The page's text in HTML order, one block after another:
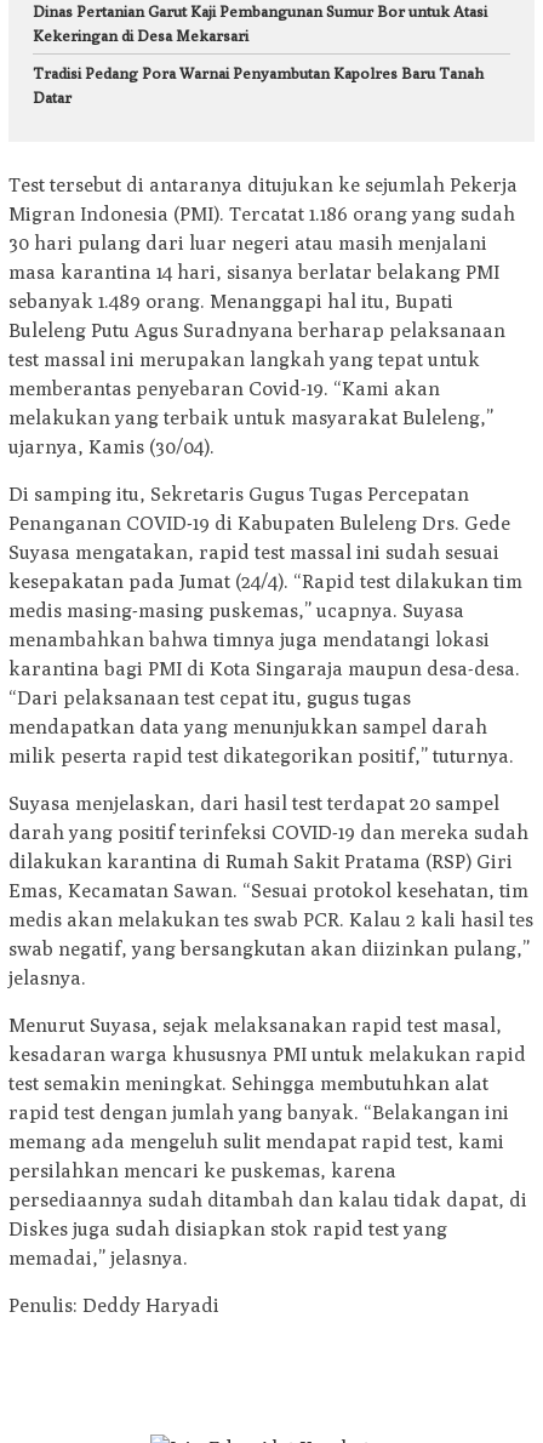
Dinas Pertanian Garut Kaji Pembangunan Sumur Bor untuk Atasi
Kekeringan di Desa Mekarsari
Tradisi Pedang Pora Warnai Penyambutan Kapolres Baru Tanah
Datar
Test tersebut di antaranya ditujukan ke sejumlah Pekerja
Migran Indonesia (PMI). Tercatat 1.186 orang yang sudah
30 hari pulang dari luar negeri atau masih menjalani
masa karantina 14 hari, sisanya berlatar belakang PMI
sebanyak 1.489 orang. Menanggapi hal itu, Bupati
Buleleng Putu Agus Suradnyana berharap pelaksanaan
test massal ini merupakan langkah yang tepat untuk
memberantas penyebaran Covid-19. “Kami akan
melakukan yang terbaik untuk masyarakat Buleleng,”
ujarnya, Kamis (30/04).
Di samping itu, Sekretaris Gugus Tugas Percepatan
Penanganan COVID-19 di Kabupaten Buleleng Drs. Gede
Suyasa mengatakan, rapid test massal ini sudah sesuai
kesepakatan pada Jumat (24/4). “Rapid test dilakukan tim
medis masing-masing puskemas,” ucapnya. Suyasa
menambahkan bahwa timnya juga mendatangi lokasi
karantina bagi PMI di Kota Singaraja maupun desa-desa.
“Dari pelaksanaan test cepat itu, gugus tugas
mendapatkan data yang menunjukkan sampel darah
milik peserta rapid test dikategorikan positif,” tuturnya.
Suyasa menjelaskan, dari hasil test terdapat 20 sampel
darah yang positif terinfeksi COVID-19 dan mereka sudah
dilakukan karantina di Rumah Sakit Pratama (RSP) Giri
Emas, Kecamatan Sawan. “Sesuai protokol kesehatan, tim
medis akan melakukan tes swab PCR. Kalau 2 kali hasil tes
swab negatif, yang bersangkutan akan diizinkan pulang,”
jelasnya.
Menurut Suyasa, sejak melaksanakan rapid test masal,
kesadaran warga khususnya PMI untuk melakukan rapid
test semakin meningkat. Sehingga membutuhkan alat
rapid test dengan jumlah yang banyak. “Belakangan ini
memang ada mengeluh sulit mendapat rapid test, kami
persilahkan mencari ke puskemas, karena
persediaannya sudah ditambah dan kalau tidak dapat, di
Diskes juga sudah disiapkan stok rapid test yang
memadai,” jelasnya.
Penulis: Deddy Haryadi